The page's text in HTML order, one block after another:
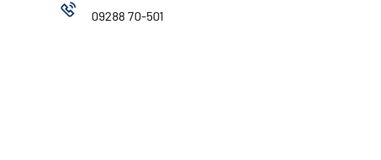
09288 70-501